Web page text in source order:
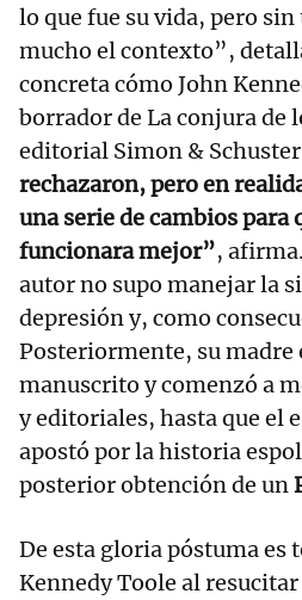
lo que fue su vida, pero
mucho el contexto”,
concreta cómo John
borrador de La conjura de
editorial Simon &
rechazaron, pero en
una serie de cambios para
funcionara mejor”,
autor no supo manejar la
depresión y, como
Posteriormente, su madre
manuscrito y comenzó a
y editoriales, hasta que el
apostó por la historia
posterior obtención de un
De esta gloria póstuma es
Kennedy Toole al